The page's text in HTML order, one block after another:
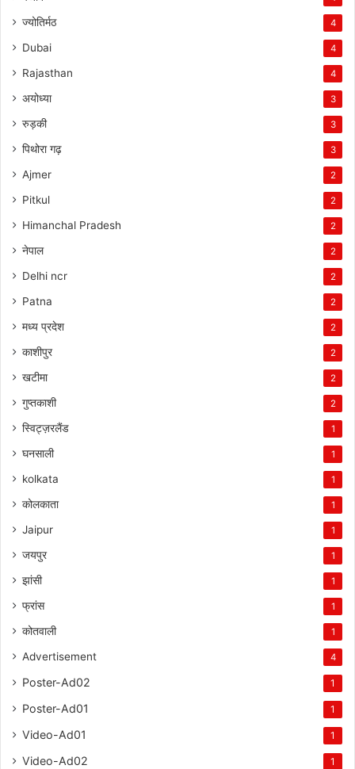
ज्योतिर्मठ 4
Dubai 4
Rajasthan 4
अयोध्या 3
रुड़की 3
पिथोरा गढ़ 3
Ajmer 2
Pitkul 2
Himanchal Pradesh 2
नेपाल 2
Delhi ncr 2
Patna 2
मध्य प्रदेश 2
काशीपुर 2
खटीमा 2
गुप्तकाशी 2
स्विट्ज़रलैंड 1
घनसाली 1
kolkata 1
कोलकाता 1
Jaipur 1
जयपुर 1
झांसी 1
फ्रांस 1
कोतवाली 1
Advertisement 4
Poster-Ad02 1
Poster-Ad01 1
Video-Ad01 1
Video-Ad02 1